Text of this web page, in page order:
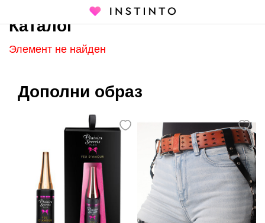
Каталог
Каталог
Элемент не найден
Дополни образ